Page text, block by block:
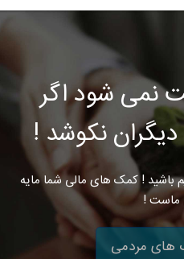
نمی شود اگر
نکوشد !
باشید ! کمک های مالی شما مایه
ماست !
های مردمی